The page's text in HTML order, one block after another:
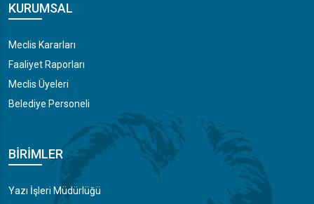
KURUMSAL
Meclis Kararları
Faaliyet Raporları
Meclis Üyeleri
Belediye Personeli
BIRIMLER
Yazı İşleri Müdürlüğü